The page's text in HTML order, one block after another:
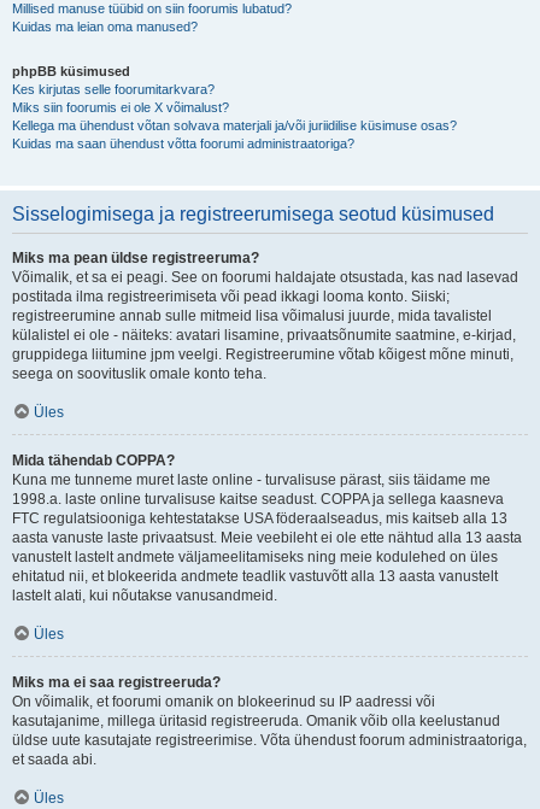
Millised manuse tüübid on siin foorumis lubatud?
Kuidas ma leian oma manused?
phpBB küsimused
Kes kirjutas selle foorumitarkvara?
Miks siin foorumis ei ole X võimalust?
Kellega ma ühendust võtan solvava materjali ja/või juriidilise küsimuse osas?
Kuidas ma saan ühendust võtta foorumi administraatoriga?
Sisselogimisega ja registreerumisega seotud küsimused
Miks ma pean üldse registreeruma?
Võimalik, et sa ei peagi. See on foorumi haldajate otsustada, kas nad lasevad
postitada ilma registreerimiseta või pead ikkagi looma konto. Siiski;
registreerumine annab sulle mitmeid lisa võimalusi juurde, mida tavalistel
külalistel ei ole - näiteks: avatari lisamine, privaatsõnumite saatmine, e-kirjad,
gruppidega liitumine jpm veelgi. Registreerumine võtab kõigest mõne minuti,
seega on soovituslik omale konto teha.
Üles
Mida tähendab COPPA?
Kuna me tunneme muret laste online - turvalisuse pärast, siis täidame me
1998.a. laste online turvalisuse kaitse seadust. COPPA ja sellega kaasneva
FTC regulatsiooniga kehtestatakse USA föderaalseadus, mis kaitseb alla 13
aasta vanuste laste privaatsust. Meie veebileht ei ole ette nähtud alla 13 aasta
vanustelt lastelt andmete väljameelitamiseks ning meie kodulehed on üles
ehitatud nii, et blokeerida andmete teadlik vastuvõtt alla 13 aasta vanustelt
lastelt alati, kui nõutakse vanusandmeid.
Üles
Miks ma ei saa registreeruda?
On võimalik, et foorumi omanik on blokeerinud su IP aadressi või
kasutajanime, millega üritasid registreeruda. Omanik võib olla keelustanud
üldse uute kasutajate registreerimise. Võta ühendust foorum administraatoriga,
et saada abi.
Üles